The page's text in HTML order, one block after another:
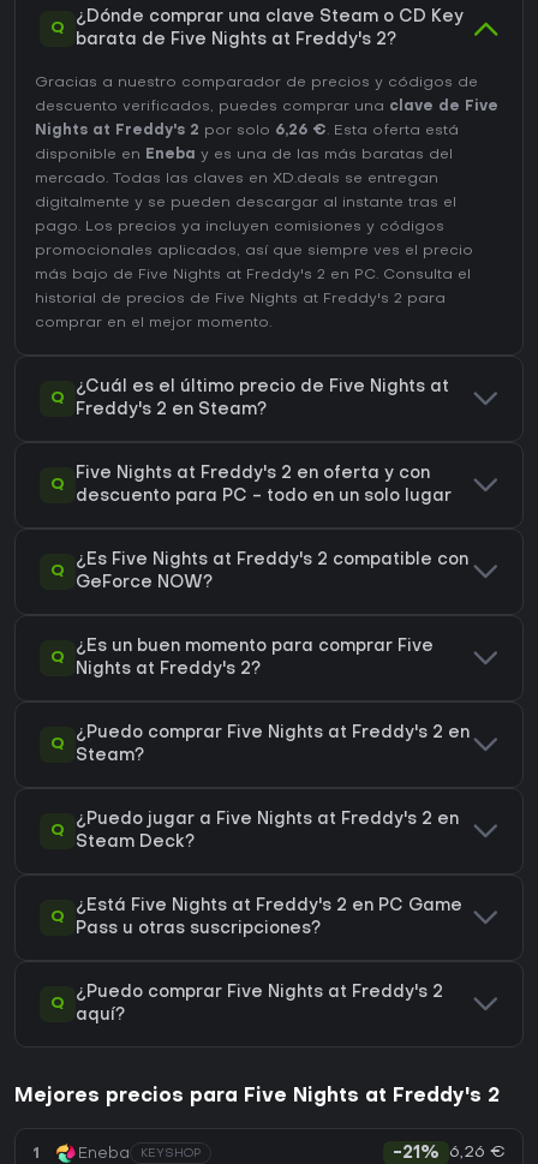
Q
¿Dónde comprar una clave Steam o CD Key
barata de Five Nights at Freddy's 2?
Gracias a nuestro comparador de precios y códigos de
descuento verificados, puedes comprar una clave de Five
Nights at Freddy's 2 por solo 6,26 €. Esta oferta está
disponible en Eneba y es una de las más baratas del
mercado. Todas las claves en XD.deals se entregan
digitalmente y se pueden descargar al instante tras el
pago. Los precios ya incluyen comisiones y códigos
promocionales aplicados, así que siempre ves el precio
más bajo de Five Nights at Freddy's 2 en PC. Consulta el
historial de precios de Five Nights at Freddy's 2 para
comprar en el mejor momento.
Q
¿Cuál es el último precio de Five Nights at
Freddy's 2 en Steam?
Q
Five Nights at Freddy's 2 en oferta y con
descuento para PC - todo en un solo lugar
Q
¿Es Five Nights at Freddy's 2 compatible con
GeForce NOW?
Q
¿Es un buen momento para comprar Five
Nights at Freddy's 2?
Q
¿Puedo comprar Five Nights at Freddy's 2 en
Steam?
Q
¿Puedo jugar a Five Nights at Freddy's 2 en
Steam Deck?
Q
¿Está Five Nights at Freddy's 2 en PC Game
Pass u otras suscripciones?
Q
¿Puedo comprar Five Nights at Freddy's 2
aquí?
Mejores precios para Five Nights at Freddy's 2
1 Eneba KEYSHOP -21% 6,26 €